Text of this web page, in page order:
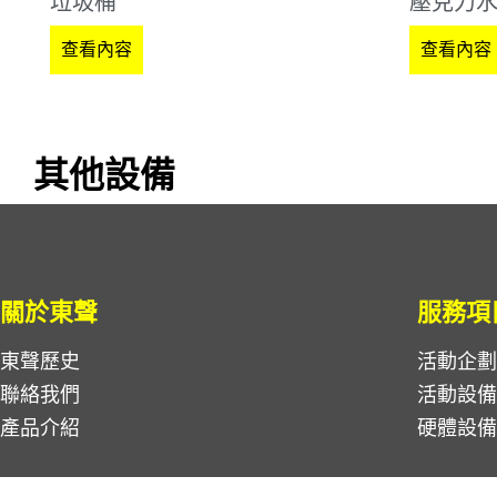
查看內容 查看內容
其他設備
關於東聲
東聲歷史
聯絡我們
產品介紹
服務項
活動企
活動設
硬體設